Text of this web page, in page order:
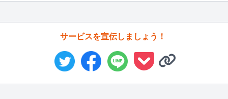
サービスを宣伝しましょう！